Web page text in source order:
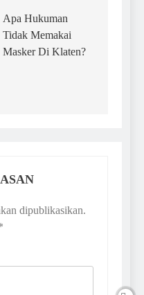
Apa Hukuman
Tidak Memakai
Masker Di Klaten?
dipublikasikan.